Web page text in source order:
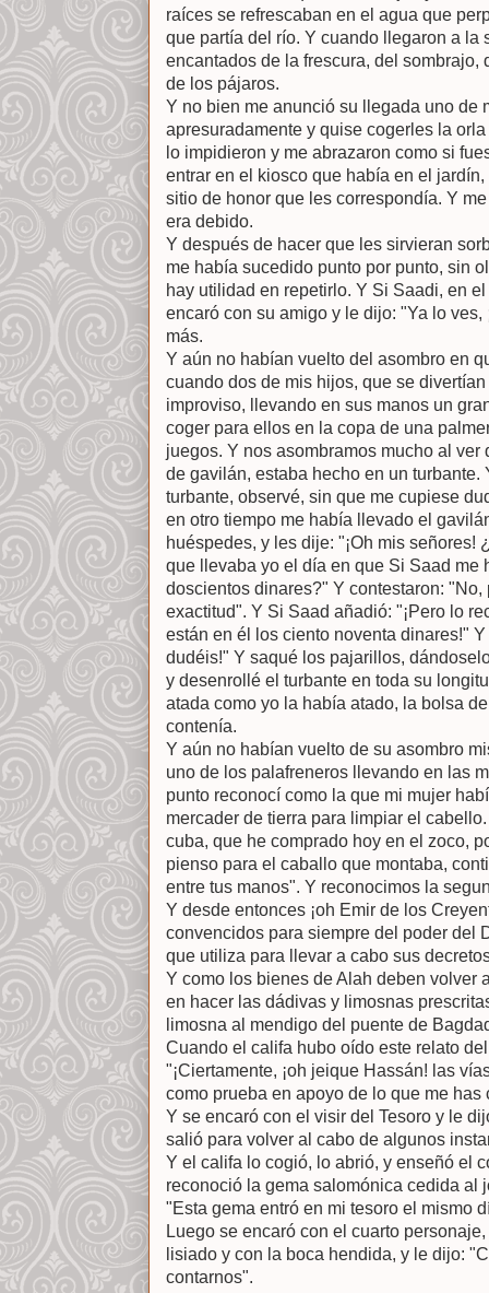
raíces se refrescaban en el agua que
que partía del río. Y cuando llegaron a la
encantados de la frescura, del
de los pájaros.
Y no bien me anunció su llegada uno de
apresuradamente y quise cogerles la
lo impidieron y me abrazaron como si
entrar en el kiosco que había en el
sitio de honor que les correspondía. Y
era debido.
Y después de hacer que les sirvieran
me había sucedido punto por punto, sin
hay utilidad en repetirlo. Y Si Saadi, en
encaró con su amigo y le dijo: "Ya lo
más.
Y aún no habían vuelto del asombro en
cuando dos de mis hijos, que se
improviso, llevando en sus manos un
coger para ellos en la copa de una
juegos. Y nos asombramos mucho al
de gavilán, estaba hecho en un
turbante, observé, sin que me cupiese
en otro tiempo me había llevado el
huéspedes, y les dije: "¡Oh mis señores!
que llevaba yo el día en que Si Saad me
doscientos dinares?" Y contestaron:
exactitud". Y Si Saad añadió: "¡Pero lo
están en él los ciento noventa dinares!"
dudéis!" Y saqué los pajarillos,
y desenrollé el turbante en toda su
atada como yo la había atado, la bolsa
contenía.
Y aún no habían vuelto de su asombro
uno de los palafreneros llevando en las
punto reconocí como la que mi mujer
mercader de tierra para limpiar el
cuba, que he comprado hoy en el zoco,
pienso para el caballo que montaba,
entre tus manos". Y reconocimos la
Y desde entonces ¡oh Emir de los
convencidos para siempre del poder del
que utiliza para llevar a cabo sus
Y como los bienes de Alah deben volver
en hacer las dádivas y limosnas
limosna al mendigo del puente de
Cuando el califa hubo oído este relato
"¡Ciertamente, ¡oh jeique Hassán! las
como prueba en apoyo de lo que me
Y se encaró con el visir del Tesoro y le
salió para volver al cabo de algunos
Y el califa lo cogió, lo abrió, y enseñó el
reconoció la gema salomónica cedida al
"Esta gema entró en mi tesoro el mismo
Luego se encaró con el cuarto
lisiado y con la boca hendida, y le dijo:
contarnos".